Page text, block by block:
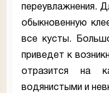
переувлажнения.
обыкновенную
все кусты.
приведет к
отразится на
водянистыми и